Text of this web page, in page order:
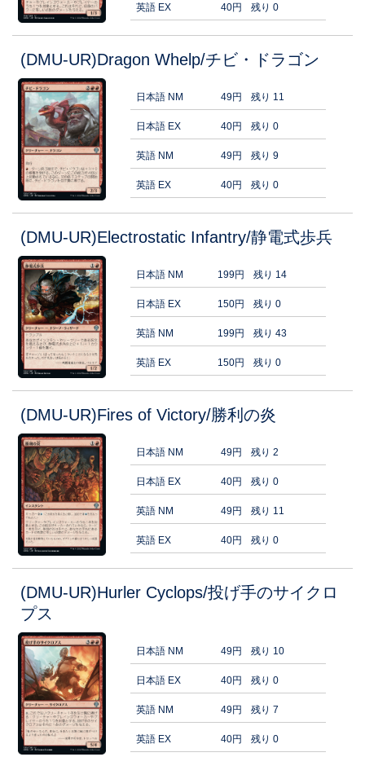
英語 EX 40円 残り 0
(DMU-UR)Dragon Whelp/チビ・ドラゴン
日本語 NM 49円 残り 11
日本語 EX 40円 残り 0
英語 NM 49円 残り 9
英語 EX 40円 残り 0
(DMU-UR)Electrostatic Infantry/静電式歩兵
日本語 NM 199円 残り 14
日本語 EX 150円 残り 0
英語 NM 199円 残り 43
英語 EX 150円 残り 0
(DMU-UR)Fires of Victory/勝利の炎
日本語 NM 49円 残り 2
日本語 EX 40円 残り 0
英語 NM 49円 残り 11
英語 EX 40円 残り 0
(DMU-UR)Hurler Cyclops/投げ手のサイクロ
プス
日本語 NM 49円 残り 10
日本語 EX 40円 残り 0
英語 NM 49円 残り 7
英語 EX 40円 残り 0